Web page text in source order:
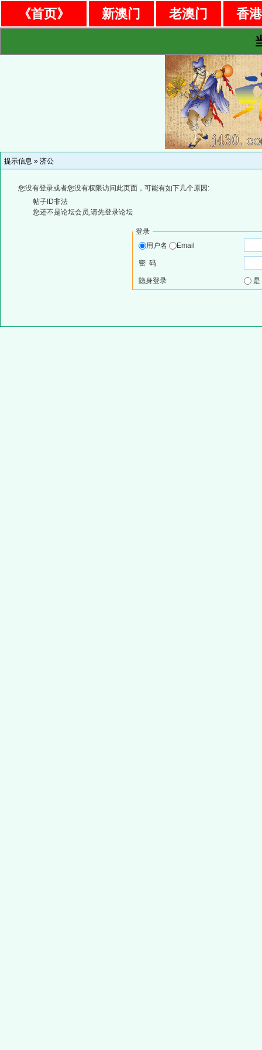
《首页》 新澳门 老澳门
香
提示信息 » 济公
您没有登录或者您没有权限访问此页面，可能有如下几个原因:
帖子ID非法
您还不是论坛会员,请先登录论坛
登录
用户名
Email
密 码
隐身登录